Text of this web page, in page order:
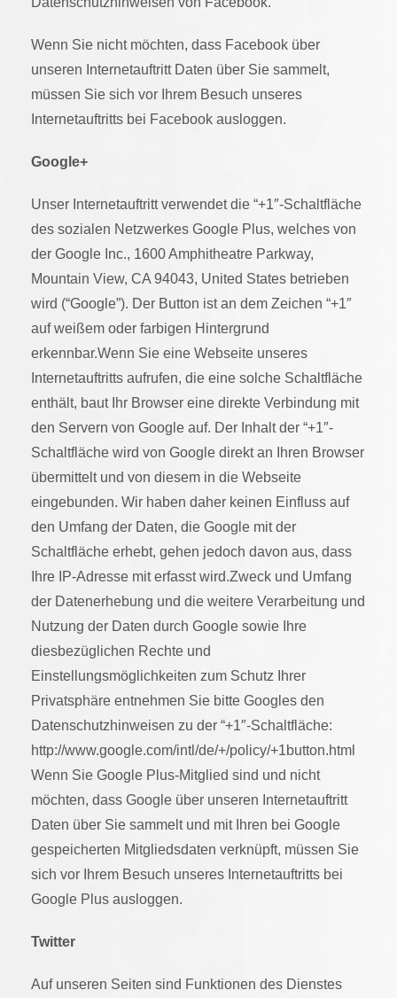
Wenn Sie nicht möchten, dass Facebook über
unseren Internetauftritt Daten über Sie sammelt,
müssen Sie sich vor Ihrem Besuch unseres
Internetauftritts bei Facebook ausloggen.
Google+
Unser Internetauftritt verwendet die “+1″-Schaltfläche
des sozialen Netzwerkes Google Plus, welches von
der Google Inc., 1600 Amphitheatre Parkway,
Mountain View, CA 94043, United States betrieben
wird (“Google”). Der Button ist an dem Zeichen “+1″
auf weißem oder farbigen Hintergrund
erkennbar.Wenn Sie eine Webseite unseres
Internetauftritts aufrufen, die eine solche Schaltfläche
enthält, baut Ihr Browser eine direkte Verbindung mit
den Servern von Google auf. Der Inhalt der “+1″-
Schaltfläche wird von Google direkt an Ihren Browser
übermittelt und von diesem in die Webseite
eingebunden. Wir haben daher keinen Einfluss auf
den Umfang der Daten, die Google mit der
Schaltfläche erhebt, gehen jedoch davon aus, dass
Ihre IP-Adresse mit erfasst wird.Zweck und Umfang
der Datenerhebung und die weitere Verarbeitung und
Nutzung der Daten durch Google sowie Ihre
diesbezüglichen Rechte und
Einstellungsmöglichkeiten zum Schutz Ihrer
Privatsphäre entnehmen Sie bitte Googles den
Datenschutzhinweisen zu der “+1″-Schaltfläche:
http://www.google.com/intl/de/+/policy/+1button.html
Wenn Sie Google Plus-Mitglied sind und nicht
möchten, dass Google über unseren Internetauftritt
Daten über Sie sammelt und mit Ihren bei Google
gespeicherten Mitgliedsdaten verknüpft, müssen Sie
sich vor Ihrem Besuch unseres Internetauftritts bei
Google Plus ausloggen.
Twitter
Auf unseren Seiten sind Funktionen des Dienstes